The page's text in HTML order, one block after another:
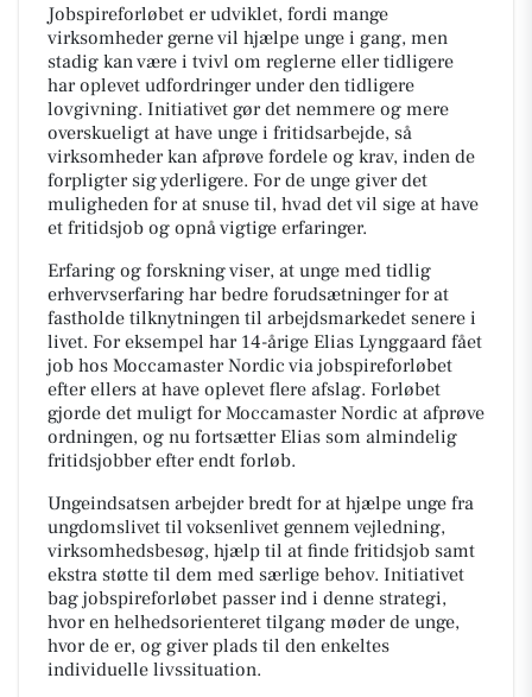
Jobspireforløbet er udviklet, fordi mange
virksomheder gerne vil hjælpe unge i gang, men
stadig kan være i tvivl om reglerne eller tidligere
har oplevet udfordringer under den tidligere
lovgivning. Initiativet gør det nemmere og mere
overskueligt at have unge i fritidsarbejde, så
virksomheder kan afprøve fordele og krav, inden de
forpligter sig yderligere. For de unge giver det
muligheden for at snuse til, hvad det vil sige at have
et fritidsjob og opnå vigtige erfaringer.
Erfaring og forskning viser, at unge med tidlig
erhvervserfaring har bedre forudsætninger for at
fastholde tilknytningen til arbejdsmarkedet senere i
livet. For eksempel har 14-årige Elias Lynggaard fået
job hos Moccamaster Nordic via jobspireforløbet
efter ellers at have oplevet flere afslag. Forløbet
gjorde det muligt for Moccamaster Nordic at afprøve
ordningen, og nu fortsætter Elias som almindelig
fritidsjobber efter endt forløb.
Ungeindsatsen arbejder bredt for at hjælpe unge fra
ungdomslivet til voksenlivet gennem vejledning,
virksomhedsbesøg, hjælp til at finde fritidsjob samt
ekstra støtte til dem med særlige behov. Initiativet
bag jobspireforløbet passer ind i denne strategi,
hvor en helhedsorienteret tilgang møder de unge,
hvor de er, og giver plads til den enkeltes
individuelle livssituation.